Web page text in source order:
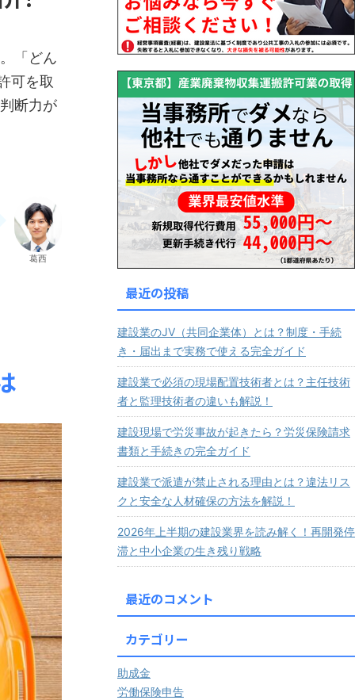
「どん
可を取
断力が
葛西
最近の投稿
建設業のJV（共同企業体）とは？制度・手続
き・届出まで実務で使える完全ガイド
建設業で必須の現場配置技術者とは？主任技術
者と監理技術者の違いも解説！
建設現場で労災事故が起きたら？労災保険請求
書類と手続きの完全ガイド
建設業で派遣が禁止される理由とは？違法リス
クと安全な人材確保の方法を解説！
2026年上半期の建設業界を読み解く！再開発停
滞と中小企業の生き残り戦略
最近のコメント
カテゴリー
助成金
労働保険申告